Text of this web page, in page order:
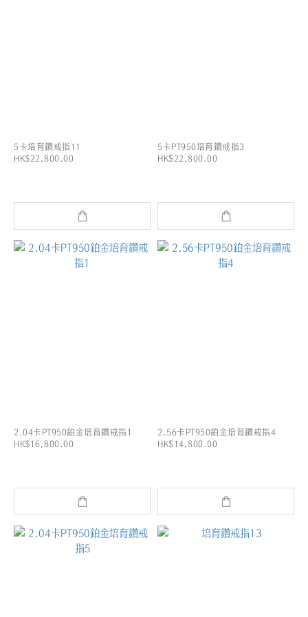
5卡培育鑽戒指11
HK$22,800.00
5卡PT950培育鑽戒指3
HK$22,800.00
2.04卡PT950鉑金培育鑽戒指1
HK$16,800.00
2.56卡PT950鉑金培育鑽戒指4
HK$14,800.00